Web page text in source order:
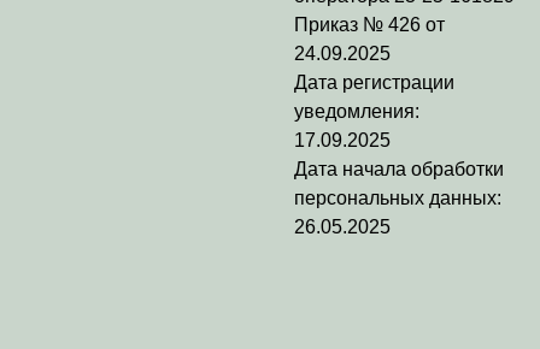
Приказ № 426 от
24.09.2025
Дата регистрации
уведомления:
17.09.2025
Дата начала обработки
персональных данных:
26.05.2025